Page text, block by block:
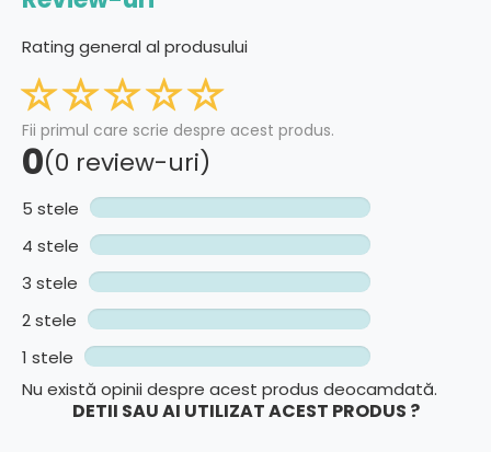
Rating general al produsului
Fii primul care scrie despre acest produs.
0(0 review-uri)
5 stele
4 stele
3 stele
2 stele
1 stele
Nu există opinii despre acest produs deocamdată.
DETII SAU AI UTILIZAT ACEST PRODUS ?